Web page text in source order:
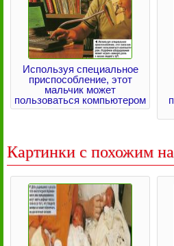
Используя специальное
приспособление, этот
мальчик может
пользоваться компьютером
Картинки с похожим